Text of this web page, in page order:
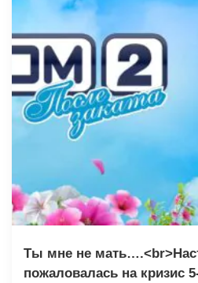
Ты мне не
пожаловалась на кризис